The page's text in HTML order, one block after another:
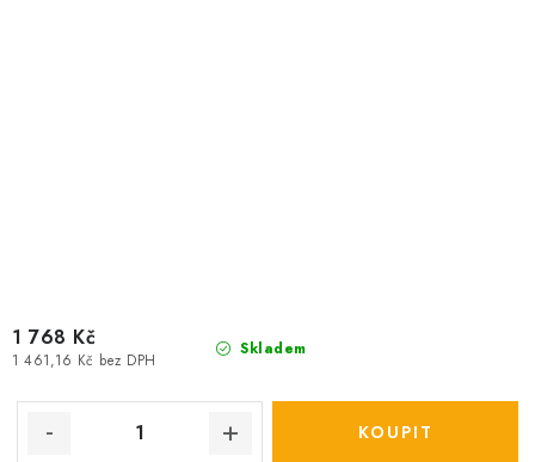
Skladem
1 461,16 Kč bez DPH
1 768 Kč